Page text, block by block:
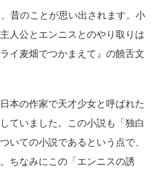
昔のことが思い出されます。小
人公とエンニスとのやり取りは
イ麦畑でつかまえて』の饒舌文
本の作家で天才少女と呼ばれた
ていました。この小説も「独白
いての小説であるという点で、
ちなみにこの「エンニスの誘